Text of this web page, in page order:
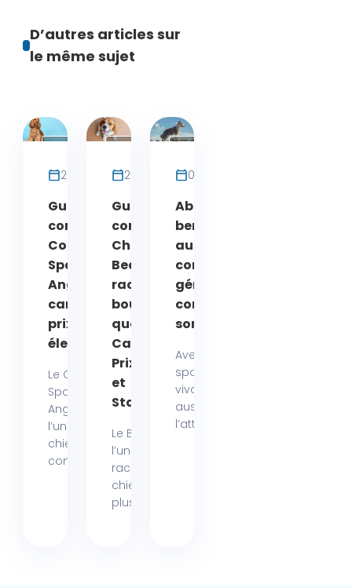
D’autres articles sur
le même sujet
de
chien
26 juin 2026
Guide
complet du
Cocker
Spaniel
Anglais :
caractères,
prix,
élevage…
Le Cocker
Spaniel
Anglais est
l’un des
chiens de
compagnie...
25 juin 2026
Guide
complet du
Chien
Beagle, une
race
bourrée de
qualités :
Caractère,
Prix, Élevage
et
Statistiques
Le Beagle est
l’une des
races de
chiens les
plus...
08 avril 2026
Aboiement du
berger
australien :
comprendre et
gérer ce
comportement
sonore
Avec son allure
sportive et sa
vivacité, le berger
australien attire
l’attention,...